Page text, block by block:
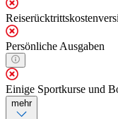
Persönliche Ausgaben
Einige Sportkurse und
mehr